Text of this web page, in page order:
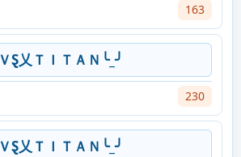
163
ＶⱾ乂ＴＩＴＡＮ╰_╯
230
ＶⱾ乂ＴＩＴＡＮ╰_╯